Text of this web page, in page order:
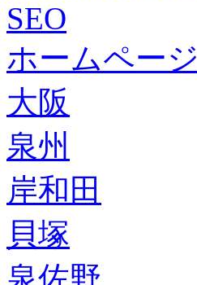
SEO
ホームページ
大阪
泉州
岸和田
貝塚